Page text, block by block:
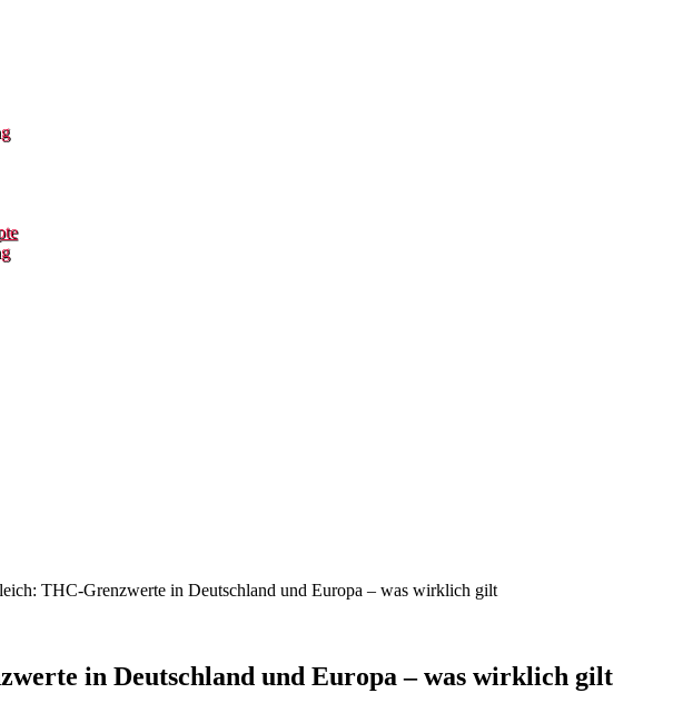
THC‑Grenzwerte in Deutschland und Europa – was wirklich gilt
in Deutschland und Europa – was wirklich gilt